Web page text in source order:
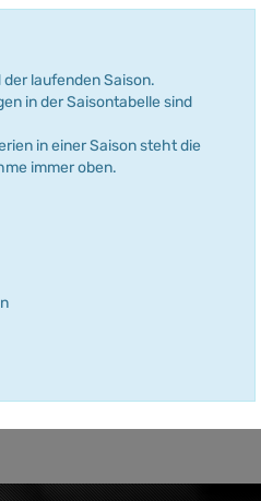
laufenden Saison.
in der Saisontabelle sind
in einer Saison steht die
immer oben.